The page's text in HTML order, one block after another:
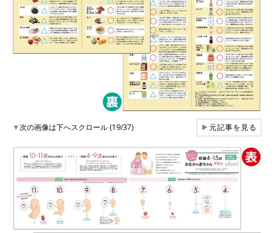
▼次の画像は下へスクロール (19/37) ▶元記事を見る